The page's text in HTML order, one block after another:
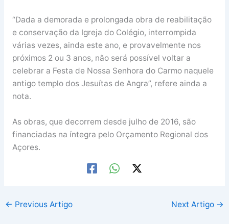
“Dada a demorada e prolongada obra de reabilitação
e conservação da Igreja do Colégio, interrompida
várias vezes, ainda este ano, e provavelmente nos
próximos 2 ou 3 anos, não será possível voltar a
celebrar a Festa de Nossa Senhora do Carmo naquele
antigo templo dos Jesuítas de Angra”, refere ainda a
nota.
As obras, que decorrem desde julho de 2016, são
financiadas na íntegra pelo Orçamento Regional dos
Açores.
← Previous Artigo Next Artigo →